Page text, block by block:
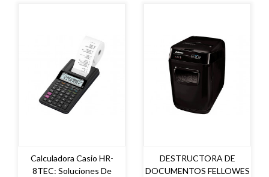
Calculadora Casio HR-
8TEC: Soluciones De
DESTRUCTORA DE
DOCUMENTOS FELLOWES